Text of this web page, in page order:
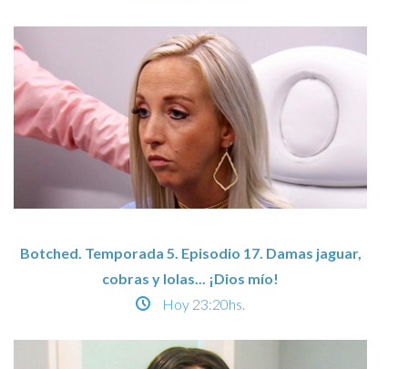
Botched. Temporada 5. Episodio 17. Damas jaguar,
cobras y lolas... ¡Dios mío!
Hoy 23:20hs.